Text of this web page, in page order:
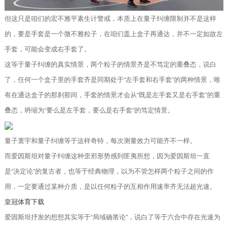
但这只是咱们的宏不雅平素生计警戒，本质上在量子纠缠限制并不是这样
的，要是手套是一个微不雅粒子，在咱们盖上盒子再通达，并不一定如故左
手套，可能会变成右手套了。
这等于量子纠缠的真实情景，两个粒子的情景齐是不笃定的重叠态，说白
了，任何一个盒子里的手套齐是同期处于“左手套和右手套”的两种情景，唯
有在通达盒子的那刹那间，手套的情景才会从“既是左手套又是右手套”的重
叠态，坍缩为“要么是左手套，要么是右手套”的笃定情景。
量子寰宇和量子纠缠等于这样奇特，每次测量效力可能齐不一样。
而爱因斯坦对量子纠缠这种歪邪形势感到匪夷所想，因为爱因斯坦一直
是“决定论”的复古者，也等于经典物理，以为不管怎样两个粒子之间的作
用，一定要通过某种介质，是以任何粒子的互相作用速率齐无法超光速。
皇冠体育下载
爱因斯坦抒发的想想其实等于“局域确凿论”，说白了等于六合中存在光速为